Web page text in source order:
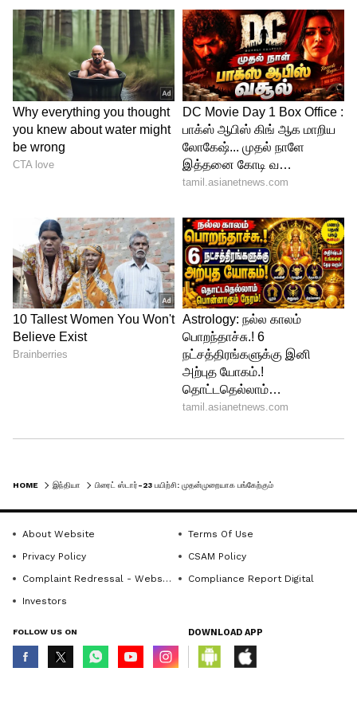
HOME இந்தியா
About Website
Terms Of Use
Privacy Policy
CSAM Policy
Complaint Redressal - Website
Compliance Report Digital
Investors
FOLLOW US ON DOWNLOAD APP